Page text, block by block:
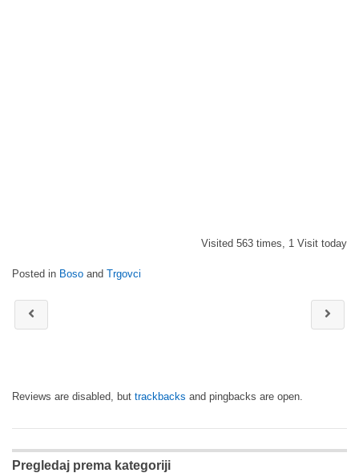
Visited 563 times, 1 Visit today
Posted in Boso and Trgovci
Reviews are disabled, but trackbacks and pingbacks are open.
Pregledaj prema kategoriji